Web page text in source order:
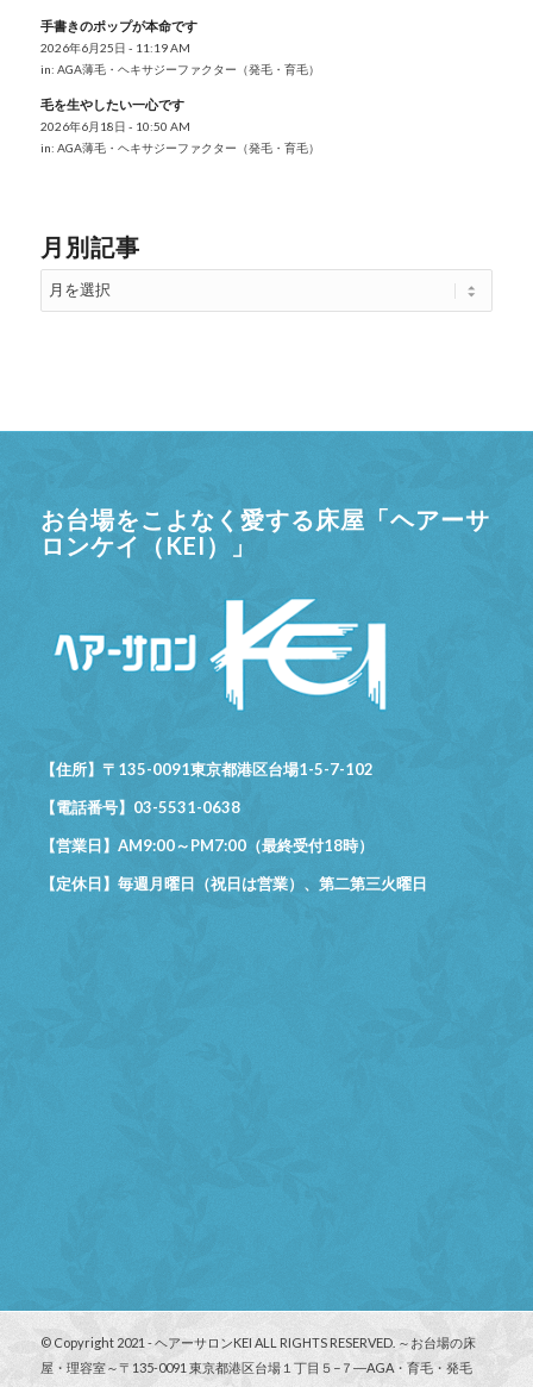
手書きのポップが本命です
2026年6月25日 - 11:19 AM
in: AGA薄毛・ヘキサジーファクター（発毛・育毛）
毛を生やしたい一心です
2026年6月18日 - 10:50 AM
in: AGA薄毛・ヘキサジーファクター（発毛・育毛）
月別記事
お台場をこよなく愛する床屋「ヘアーサ
ロンケイ（KEI）」
【住所】〒135-0091東京都港区台場1-5-7-102
【電話番号】03-5531-0638
【営業日】AM9:00～PM7:00（最終受付18時）
【定休日】毎週月曜日（祝日は営業）、第二第三火曜日
© Copyright 2021 - ヘアーサロンKEI ALL RIGHTS RESERVED. ～お台場の床
屋・理容室～〒135-0091 東京都港区台場１丁目５−７―AGA・育毛・発毛